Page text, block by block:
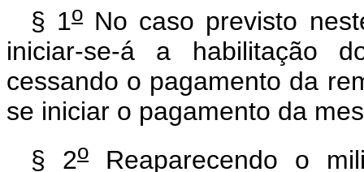
§ 1oNo caso previsto
iniciar-se-á a habilitação
cessando o pagamento da
se iniciar o pagamento da
§ 2o Reaparecendo o